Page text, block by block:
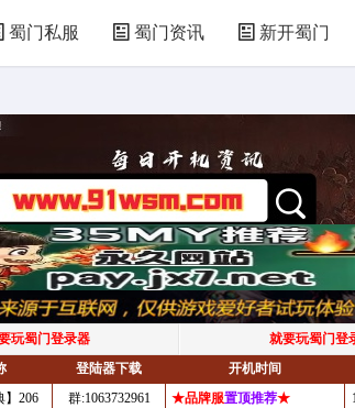
蜀门私服 蜀门资讯 新开蜀门